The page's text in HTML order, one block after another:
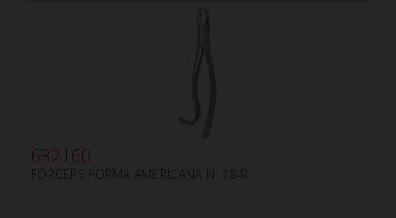
632160
FÓRCEPS FORMA AMERICANA N. 18-R